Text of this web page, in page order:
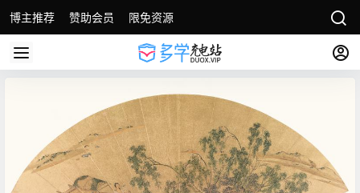
博主推荐 赞助会员 限免资源